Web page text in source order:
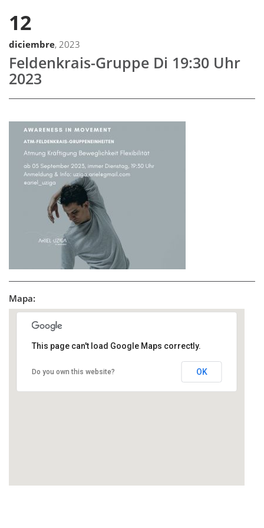
12
diciembre, 2023
Feldenkrais-Gruppe Di 19:30 Uhr
2023
Mapa:
This page can't load Google Maps correctly.
Do you own this website? OK